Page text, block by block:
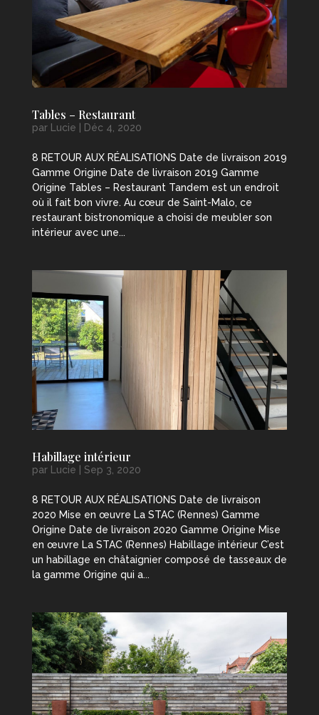
Tables – Restaurant
par Lucie Déc 4, 2020
8 RETOUR AUX RÉALISATIONS Date de livraison 2019
Gamme Origine Date de livraison 2019 Gamme
Origine Tables – Restaurant Tandem est un endroit
où il fait bon vivre. Au cœur de Saint-Malo, ce
restaurant bistronomique a choisi de meubler son
intérieur avec une...
Habillage intérieur
par Lucie Sep 3, 2020
8 RETOUR AUX RÉALISATIONS Date de livraison
2020 Mise en œuvre La STAC (Rennes) Gamme
Origine Date de livraison 2020 Gamme Origine Mise
en œuvre La STAC (Rennes) Habillage intérieur C’est
un habillage en châtaignier composé de tasseaux de
la gamme Origine qui a...